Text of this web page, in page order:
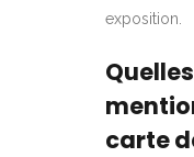
exposition.
carte